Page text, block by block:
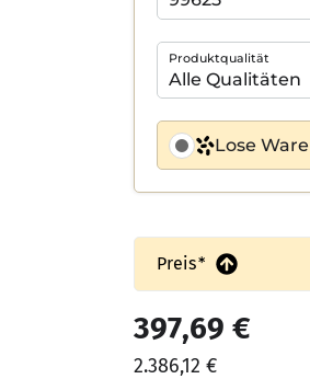
Lose Ware
Produktqualität
Preis*
397,69 €
2.386,12 €